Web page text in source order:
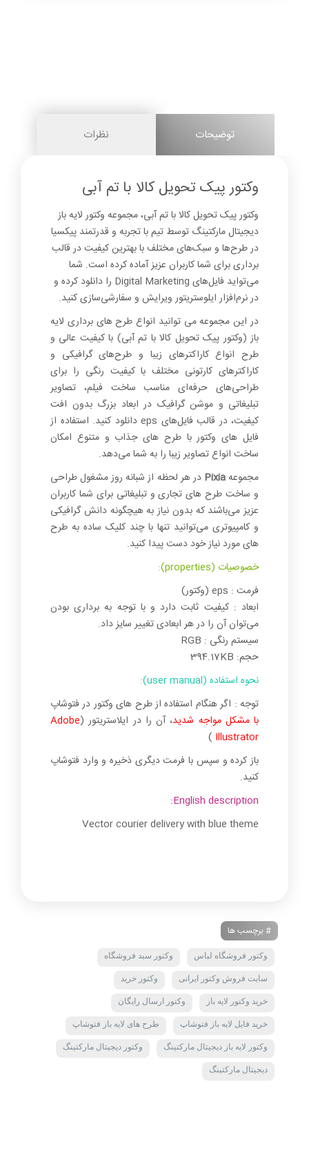
توضیحات نظرات
وکتور پیک تحویل کالا با تم آبی
وکتور پیک تحویل کالا با تم آبی، مجموعه وکتور لایه باز
دیجیتال مارکتینگ توسط تیم با تجربه و قدرتمند پیکسیا
در طرح‌ها و سبک‌های مختلف با بهترین کیفیت در قالب
برداری برای شما کاربران عزیز آماده کرده است. شما
می‌تواید فایل‌های Digital Marketing را دانلود کرده و
در نرم‌افزار ایلوستریتور ویرایش و سفارشی‌سازی کنید.
در این مجموعه می توانید انواع طرح های برداری لایه
باز (وکتور پیک تحویل کالا با تم آبی) با کیفیت عالی و
طرح انواع کاراکترهای زیبا و طرح‌های گرافیکی و
کاراکترهای کارتونی مختلف با کیفیت رنگی را برای
طراحی‌های حرفه‌ای مناسب ساخت فیلم، تصاویر
تبلیغاتی و موشن گرافیک در ابعاد بزرگ بدون افت
کیفیت، در قالب فایل‌های eps دانلود کنید. استفاده از
فایل های وکتور با طرح های جذاب و متنوع امکان
ساخت انواع تصاویر زیبا را به شما می‌دهد.
مجموعهPixia در هر لحظه از شبانه روز مشغول طراحی
و ساخت طرح های تجاری و تبلیغاتی برای شما کاربران
عزیز می‌باشند که بدون نیاز به هیچگونه دانش گرافیکی
و کامپیوتری می‌توانید تنها با چند کلیک ساده به طرح
های مورد نیاز خود دست پیدا کنید.
خصوصیات (properties):
فرمت : eps (وکتور)
ابعاد : کیفیت ثابت دارد و با توجه به برداری بودن
می‌توان آن را در هر ابعادی تغییر سایز داد.
سیستم رنگی : RGB
حجم: 394.17KB
نحوه استفاده (user manual):
توجه : اگر هنگام استفاده از طرح های وکتور در فتوشاپ
با مشکل مواجه شدید، آن را در ایلاستریتور (Adobe
Illustrator
)
باز کرده و سپس با فرمت دیگری ذخیره و وارد فتوشاپ
کنید.
English description:
Vector courier delivery with blue theme
# برچسب ها
وکتور فروشگاه لباس وکتور سبد فروشگاه
سایت فروش وکتور ایرانی وکتور خرید
خرید وکتور لایه باز وکتور ارسال رایگان
خرید فایل لایه باز فتوشاپ طرح های لایه باز فتوشاپ
وکتور لایه باز دیجیتال مارکتینگ وکتور دیجیتال مارکتینگ
دیجیتال مارکتینگ